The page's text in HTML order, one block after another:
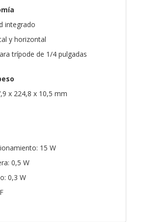
integrado
y horizontal
trípode de 1/4 pulgadas
x 224,8 x 10,5 mm
15 W
0,5 W
0,3 W